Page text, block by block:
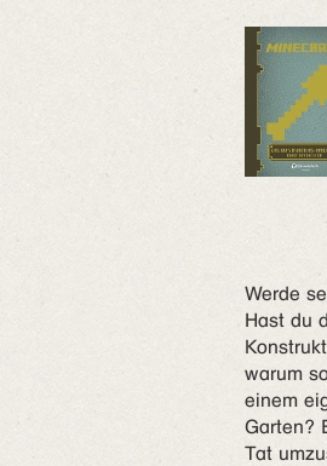
Werde
Hast du
warum
einem
Garten?
Tat